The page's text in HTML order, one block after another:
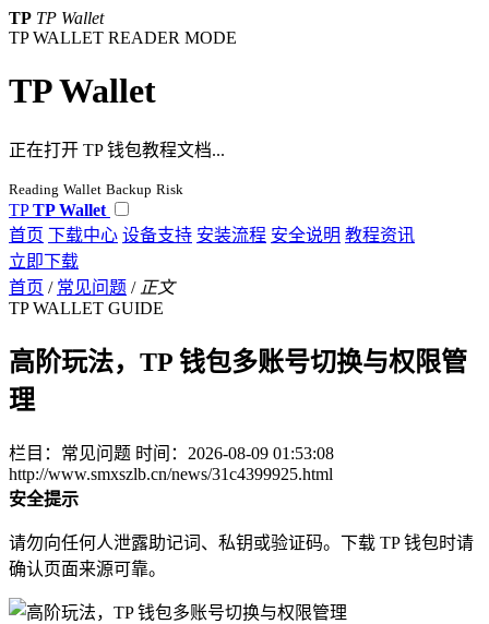
TP TP Wallet
TP WALLET READER MODE
TP Wallet
正在打开 TP 钱包教程文档...
Reading Wallet Backup Risk
TP TP Wallet
首页 下载中心 设备支持 安装流程 安全说明 教程资讯
立即下载
首页 / 常见问题 / 正文
TP WALLET GUIDE
高阶玩法，TP 钱包多账号切换与权限管
理
栏目：常见问题 时间：2026-08-09 01:53:08
http://www.smxszlb.cn/news/31c4399925.html
安全提示
请勿向任何人泄露助记词、私钥或验证码。下载 TP 钱包时请
确认页面来源可靠。